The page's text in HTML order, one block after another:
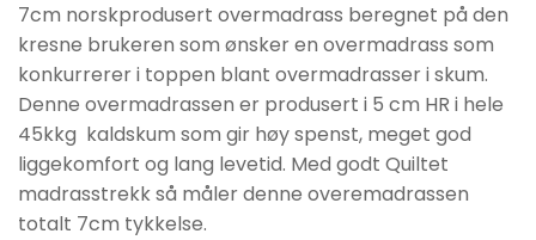
kr4790.kr3830.
7cm norskprodusert overmadrass beregnet på den
kresne brukeren som ønsker en overmadrass som
konkurrerer i toppen blant overmadrasser i skum.
Denne overmadrassen er produsert i 5 cm HR i hele
45kkg kaldskum som gir høy spenst, meget god
liggekomfort og lang levetid. Med godt Quiltet
madrasstrekk så måler denne overemadrassen
totalt 7cm tykkelse.